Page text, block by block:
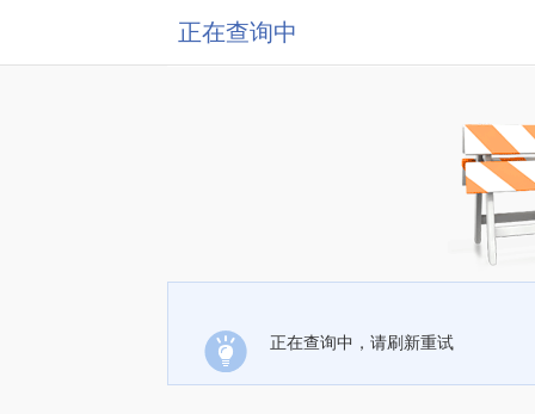
正在查询中
正在查询中，请刷新重试